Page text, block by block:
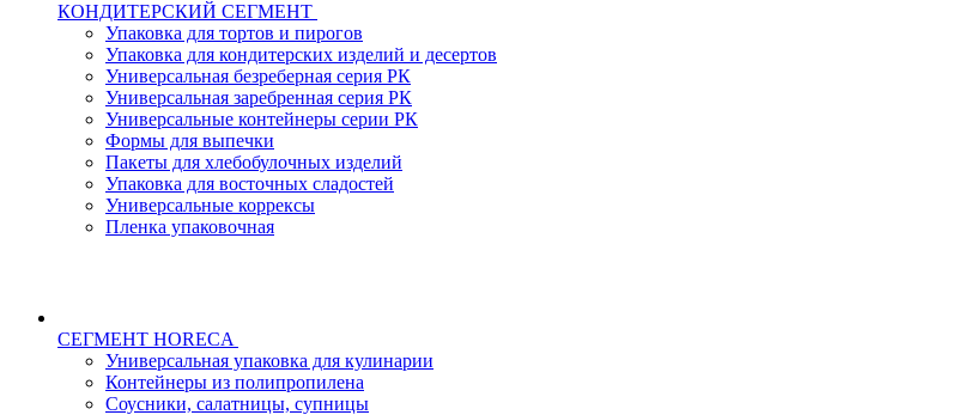
КОНДИТЕРСКИЙ СЕГМЕНТ
Упаковка для тортов и пирогов
Упаковка для кондитерских изделий и десертов
Универсальная безреберная серия РК
Универсальная заребренная серия РК
Универсальные контейнеры серии РК
Формы для выпечки
Пакеты для хлебобулочных изделий
Упаковка для восточных сладостей
Универсальные коррексы
Пленка упаковочная
СЕГМЕНТ HORECA
Универсальная упаковка для кулинарии
Контейнеры из полипропилена
Соусники, салатницы, супницы